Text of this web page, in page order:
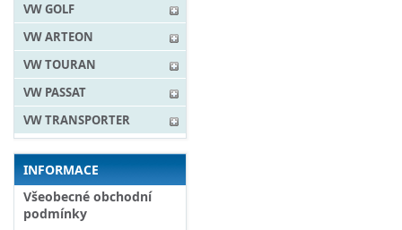
VW GOLF
VW ARTEON
VW TOURAN
VW PASSAT
VW TRANSPORTER
INFORMACE
Všeobecné obchodní
podmínky